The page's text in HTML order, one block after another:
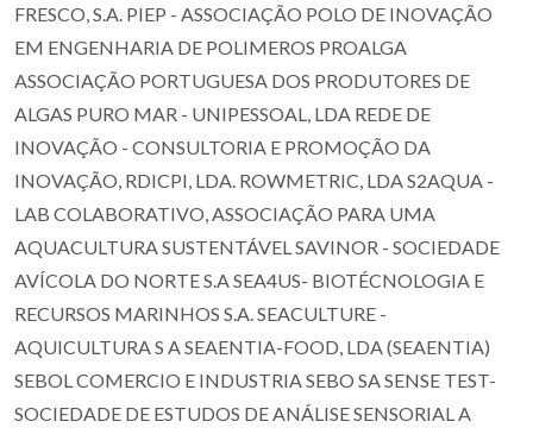
FRESCO, S.A. PIEP - ASSOCIAÇÃO POLO DE INOVAÇÃO
EM ENGENHARIA DE POLIMEROS PROALGA
ASSOCIAÇÃO PORTUGUESA DOS PRODUTORES DE
ALGAS PURO MAR - UNIPESSOAL, LDA REDE DE
INOVAÇÃO - CONSULTORIA E PROMOÇÃO DA
INOVAÇÃO, RDICPI, LDA. ROWMETRIC, LDA S2AQUA -
LAB COLABORATIVO, ASSOCIAÇÃO PARA UMA
AQUACULTURA SUSTENTÁVEL SAVINOR - SOCIEDADE
AVÍCOLA DO NORTE S.A SEA4US- BIOTÉCNOLOGIA E
RECURSOS MARINHOS S.A. SEACULTURE -
AQUICULTURA S A SEAENTIA-FOOD, LDA (SEAENTIA)
SEBOL COMERCIO E INDUSTRIA SEBO SA SENSE TEST-
SOCIEDADE DE ESTUDOS DE ANÁLISE SENSORIAL A